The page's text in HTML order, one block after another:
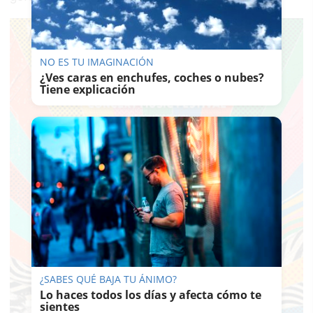
NO ES TU IMAGINACIÓN
¿Ves caras en enchufes, coches o nubes?
Tiene explicación
¿SABES QUÉ BAJA TU ÁNIMO?
Lo haces todos los días y afecta cómo te
sientes